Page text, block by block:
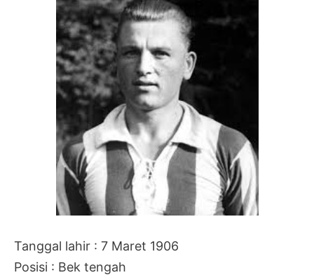
Tanggal lahir : 7 Maret 1906
Posisi : Bek tengah